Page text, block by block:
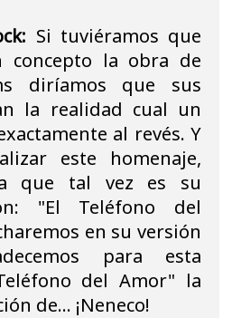
Si tuviéramos que
concepto la obra de
diríamos que sus
la realidad cual un
al revés. Y
este homenaje,
que tal vez es su
"El Teléfono del
en su versión
para esta
del Amor" la
de... ¡Neneco!